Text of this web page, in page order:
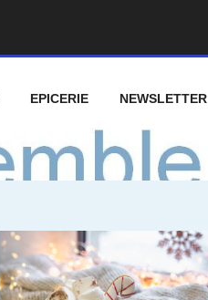
EPICERIE NEWSLETTER